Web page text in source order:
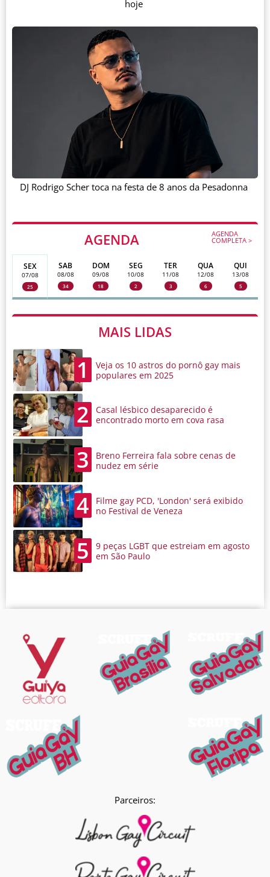
AGENDA AGENDA
COMPLETA >
SEX
07/08
25
SAB
08/08
34
DOM
09/08
18
SEG
10/08
2
TER
11/08
3
QUA
12/08
6
QUI
13/08
5
MAIS LIDAS
1
Veja os 10 astros do pornô gay mais
populares em 2025
2
Casal lésbico desaparecido é
encontrado morto em cova rasa
3
Breno Ferreira fala sobre cenas de
nudez em série
4
Filme gay PCD, 'London' será exibido
no Festival de Veneza
5
9 peças LGBT que estreiam em agosto
em São Paulo
hoje
DJ Rodrigo Scher toca na festa de 8 anos da Pesadonna
Parceiros: